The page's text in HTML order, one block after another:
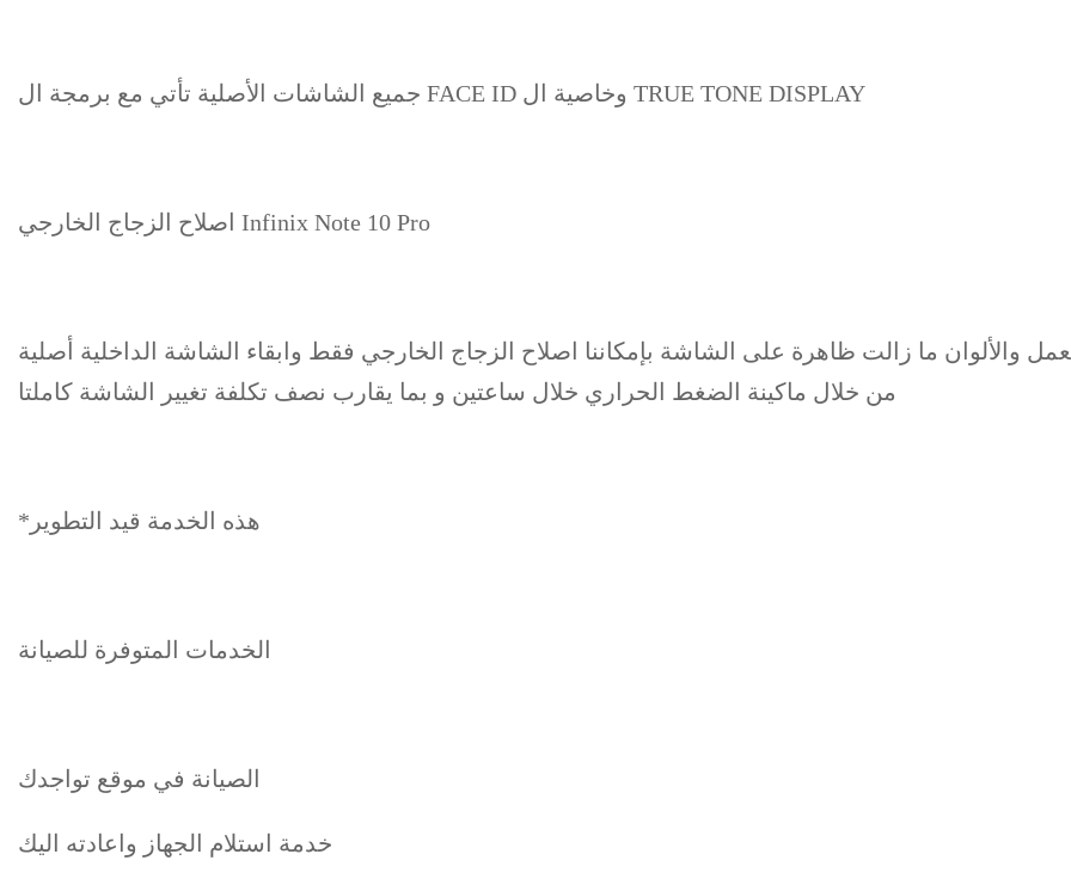
جميع الشاشات الأصلية تأتي مع برمجة ال FACE ID وخاصية ال TRUE TONE DISPLAY
اصلاح الزجاج الخارجي Infinix Note 10 Pro
والألوان ما زالت ظاهرة على الشاشة بإمكاننا اصلاح الزجاج الخارجي فقط وابقاء الشاشة الداخلية أصلية
من خلال ماكينة الضغط الحراري خلال ساعتين و بما يقارب نصف تكلفة تغيير الشاشة كاملتا
*هذه الخدمة قيد التطوير
الخدمات المتوفرة للصيانة
الصيانة في موقع تواجدك
خدمة استلام الجهاز واعادته اليك